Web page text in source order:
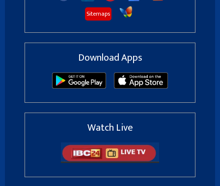
Sitemaps
Download Apps
Watch Live